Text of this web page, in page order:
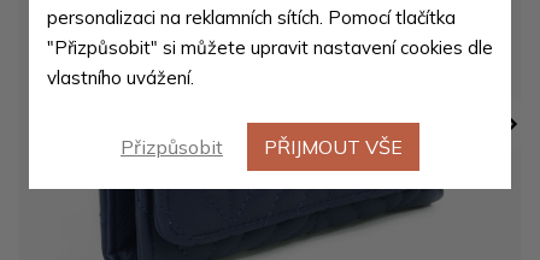
personalizaci na reklamních sítích. Pomocí tlačítka
"Přizpůsobit" si můžete upravit nastavení cookies dle
vlastního uvážení.
Přizpůsobit PŘIJMOUT VŠE